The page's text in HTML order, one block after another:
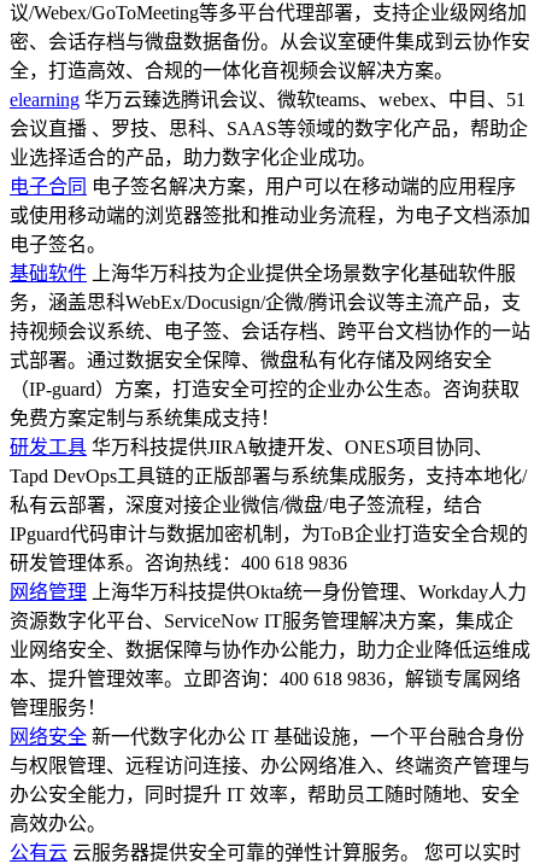
议/Webex/GoToMeeting等多平台代理部署，支持企业级网络加
密、会话存档与微盘数据备份。从会议室硬件集成到云协作安
全，打造高效、合规的一体化音视频会议解决方案。
elearning 华万云臻选腾讯会议、微软teams、webex、中目、51
会议直播 、罗技、思科、SAAS等领域的数字化产品，帮助企
业选择适合的产品，助力数字化企业成功。
电子合同 电子签名解决方案，用户可以在移动端的应用程序
或使用移动端的浏览器签批和推动业务流程，为电子文档添加
电子签名。
基础软件
上海华万科技为企业提供全场景数字化基础软件服
务，涵盖思科WebEx/Docusign/企微/腾讯会议等主流产品，支
持视频会议系统、电子签、会话存档、跨平台文档协作的一站
式部署。通过数据安全保障、微盘私有化存储及网络安全
（IP-guard）方案，打造安全可控的企业办公生态。咨询获取
免费方案定制与系统集成支持！
研发工具 华万科技提供JIRA敏捷开发、ONES项目协同、
Tapd DevOps工具链的正版部署与系统集成服务，支持本地化/
私有云部署，深度对接企业微信/微盘/电子签流程，结合
IPguard代码审计与数据加密机制，为ToB企业打造安全合规的
研发管理体系。咨询热线：400 618 9836
网络管理
上海华万科技提供Okta统一身份管理、Workday人力
资源数字化平台、ServiceNow IT服务管理解决方案，集成企
业网络安全、数据保障与协作办公能力，助力企业降低运维成
本、提升管理效率。立即咨询：400 618 9836，解锁专属网络
管理服务！
网络安全 新一代数字化办公 IT 基础设施，一个平台融合身份
与权限管理、远程访问连接、办公网络准入、终端资产管理与
办公安全能力，同时提升 IT 效率，帮助员工随时随地、安全
高效办公。
公有云 云服务器提供安全可靠的弹性计算服务。 您可以实时